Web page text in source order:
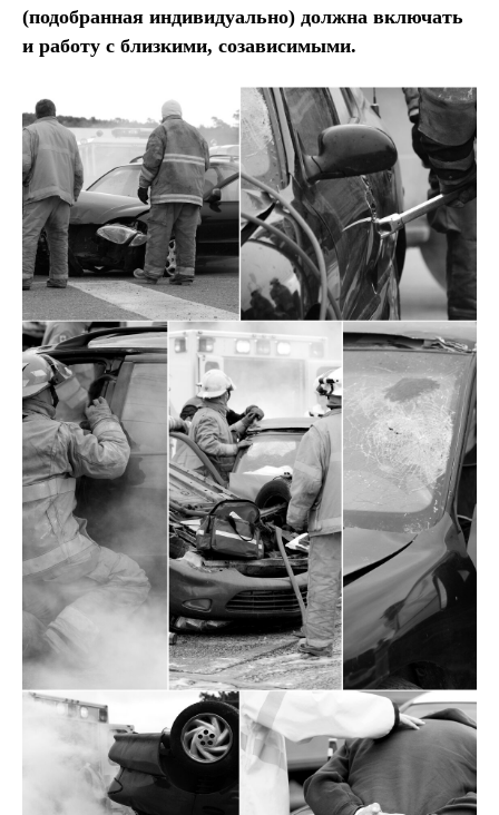
(подобранная индивидуально) должна включать
и работу с близкими, созависимыми.